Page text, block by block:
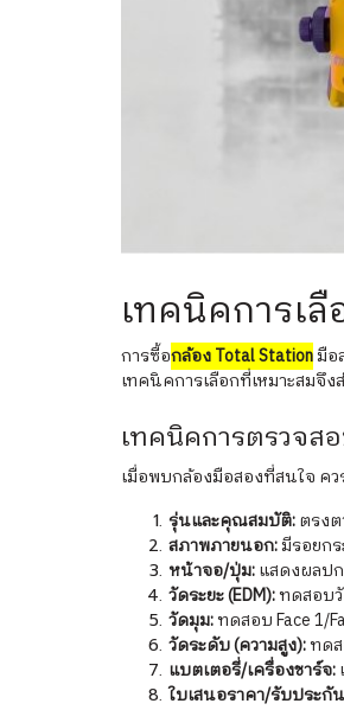
เทคนิคการเ
การซื้อกล้อง Total Stationมือ
เทคนิคการเลือกที่เหมาะสมจึ
เทคนิคการตรวจส
เมื่อพบกล้องมือสองที่สนใจ ค
รุ่นและคุณสมบัติ:ตรง
สภาพภายนอก:มีรอยก
หน้าจอ/ปุ่ม:แสดงผลป
วัดระยะ (EDM):ทดสอบ
วัดมุม:ทดสอบ Face 1/
วัดระดับ (ความสูง):ทด
แบตเตอรี่/เครื่องชาร์จ:
ใบเสนอราคา/รับประกั